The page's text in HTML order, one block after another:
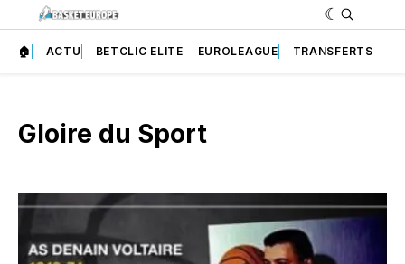
🏠 ACTU BETCLIC ELITE EUROLEAGUE TRANSFERTS
Gloire du Sport